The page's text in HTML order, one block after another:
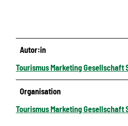
Autor:in
Tourismus Marketing Gesellschaft
Organisation
Tourismus Marketing Gesellschaft